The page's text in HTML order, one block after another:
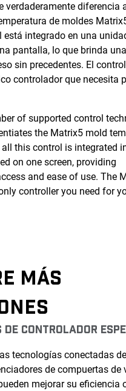
verdaderamente diferencia
de moldes
está integrado en una
pantalla, lo que brinda
sin precedentes. El
controlador que necesita
of supported control
the Matrix5 mold
this control is integrated
on one screen, providing
and ease of use. The
controller you need for
MÁS
DE CONTROLADOR
tecnologías conectadas
de compuertas de
mejorar su eficiencia